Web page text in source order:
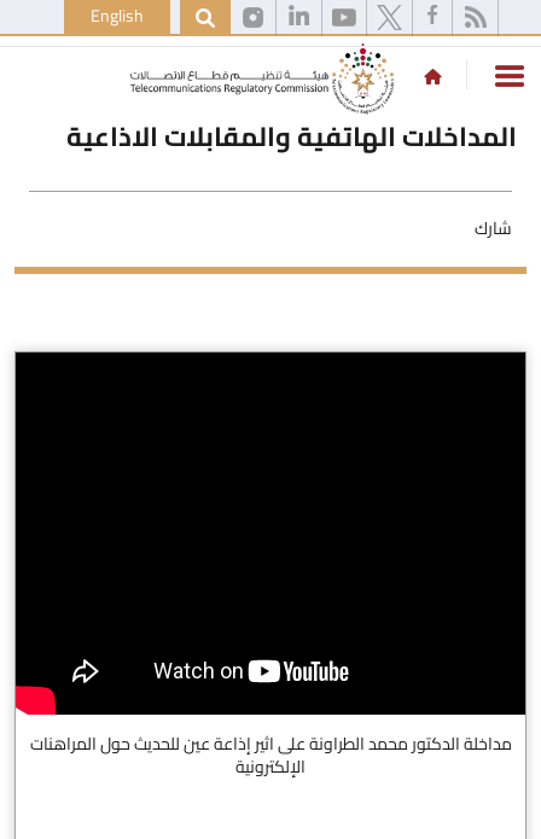
English
المداخلات الهاتفية والمقابلات الاذاعية
شارك
مداخلة الدكتور محمد الطراونة على اثير إذاعة عين للحديث حول المراهنات
الإلكترونية